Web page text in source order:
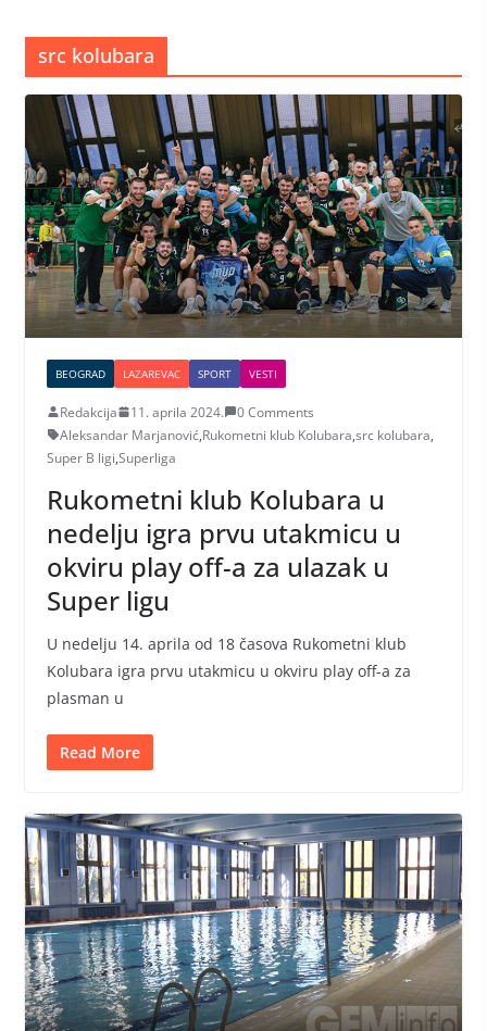
src kolubara
BEOGRAD LAZAREVAC SPORT VESTI
Redakcija 11. aprila 2024.
0 Comments
Aleksandar Marjanović,Rukometni klub Kolubara,src kolubara,
Super B ligi,Superliga
Rukometni klub Kolubara u
nedelju igra prvu utakmicu u
okviru play off-a za ulazak u
Super ligu
U nedelju 14. aprila od 18 časova Rukometni klub
Kolubara igra prvu utakmicu u okviru play off-a za
plasman u
Read More